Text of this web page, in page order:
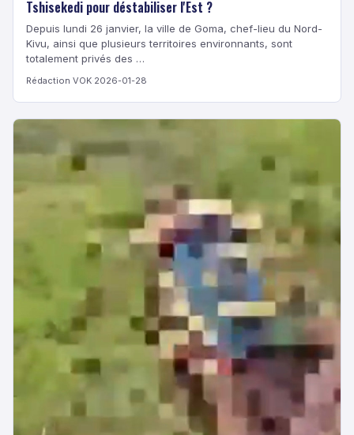
Tshisekedi pour déstabiliser l'Est ?
Depuis lundi 26 janvier, la ville de Goma, chef-lieu du Nord-
Kivu, ainsi que plusieurs territoires environnants, sont
totalement privés des …
Rédaction VOK·2026-01-28